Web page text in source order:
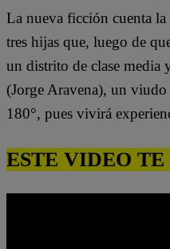
La nueva ficción cuenta la
tres hijas que, luego de
un distrito de clase media
(Jorge Aravena), un
180°, pues vivirá
ESTE VIDEO